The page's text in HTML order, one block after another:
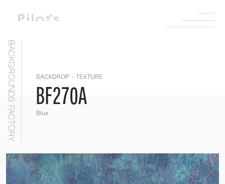
BACKGROUNDS FACTORY BACKDROP - TEXTURE
BF270A
Blue